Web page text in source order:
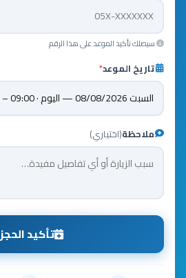
سيصلك تأكيد الموعد على هذا الرقم
تاريخ الموعد*
ملاحظة(اختياري)
تأكيد الحجز